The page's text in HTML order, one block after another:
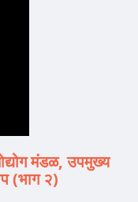
मंडळ, उपमुख्य
(भाग २)